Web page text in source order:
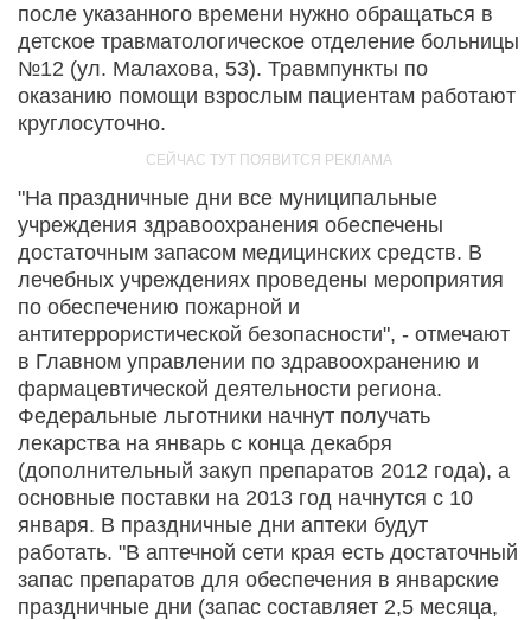
после указанного времени нужно обращаться в
детское травматологическое отделение больницы
№12 (ул. Малахова, 53). Травмпункты по
оказанию помощи взрослым пациентам работают
круглосуточно.
"На праздничные дни все муниципальные
учреждения здравоохранения обеспечены
достаточным запасом медицинских средств. В
лечебных учреждениях проведены мероприятия
по обеспечению пожарной и
антитеррористической безопасности", - отмечают
в Главном управлении по здравоохранению и
фармацевтической деятельности региона.
Федеральные льготники начнут получать
лекарства на январь с конца декабря
(дополнительный закуп препаратов 2012 года), а
основные поставки на 2013 год начнутся с 10
января. В праздничные дни аптеки будут
работать. "В аптечной сети края есть достаточный
запас препаратов для обеспечения в январские
праздничные дни (запас составляет 2,5 месяца,